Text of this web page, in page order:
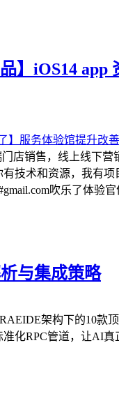
】iOS14 app
店销售，线上线下
技术和资源，我有
吹乐了体验官
与集成策略
架构下的10款
化RPC管道，让AI